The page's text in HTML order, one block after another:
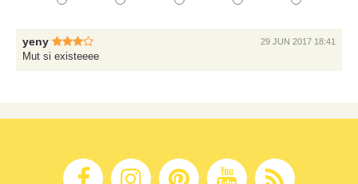
29 JUN 2017 18:41
yeny
Mut si existeeee